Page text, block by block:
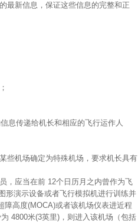
最新信息，保证这些信息的完整和正
息传递给机长和相应的飞行运作人
些机场确定为特殊机场，要求机长具有
，应当在前 12个日历月之内曾作为飞
形演示设备或者飞行模拟机进行训练并
高度(MOCA)或者该机场仪表进近程
4800米(3英里)，则进入该机场（包括